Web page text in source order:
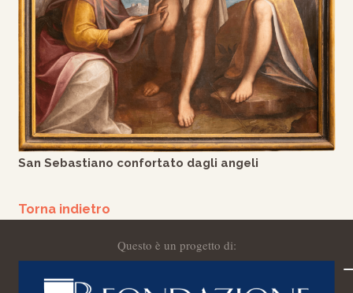
San Sebastiano confortato dagli angeli
Torna indietro
Questo è un progetto di: